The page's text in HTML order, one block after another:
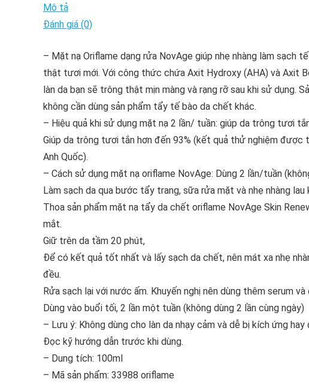
số
lượng
Mô tả
Đánh giá (0)
– Mặt nạ Oriflame dạng rửa NovAge giúp nhẹ nhàng làm sạch
thật tươi mới. Với công thức chứa Axit Hydroxy (AHA) và Axit
làn da bạn sẽ trông thật mịn màng và rạng rỡ sau khi sử dụng.
không cần dùng sản phẩm tẩy tế bào da chết khác.
– Hiệu quả khi sử dụng mặt nạ 2 lần/ tuần: giúp da trông tươi
Giúp da trông tươi tắn hơn đến 93% (kết quả thử nghiệm
Anh Quốc).
– Cách sử dụng mặt nạ oriflame NovAge: Dùng 2 lần/tuần
Làm sạch da qua bước tẩy trang, sữa rửa mặt và nhẹ nhàng lau
Thoa sản phẩm mặt nạ tẩy da chết oriflame NovAge Skin
mắt.
Giữ trên da tầm 20 phút,
Để có kết quả tốt nhất và lấy sạch da chết, nên mát xa nhẹ
đều.
Rửa sạch lại với nước ấm. Khuyến nghị nên dùng thêm serum
Dùng vào buổi tối, 2 lần một tuần (không dùng 2 lần cùng ngày)
– Lưu ý: Không dùng cho làn da nhạy cảm và dễ bị kích ứng
Đọc kỹ hướng dẫn trước khi dùng.
– Dung tích: 100ml
– Mã sản phẩm: 33988 oriflame